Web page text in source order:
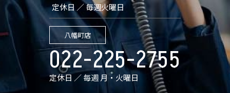
定休日 ／ 毎週火曜日
八幡町店
022-225-2755
定休日 ／ 毎週 月・火曜日